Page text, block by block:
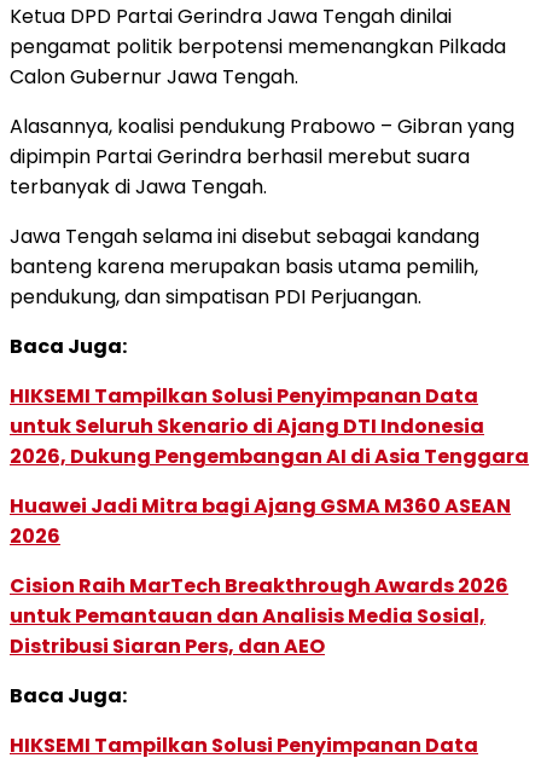
Ketua DPD Partai Gerindra Jawa Tengah dinilai
pengamat politik berpotensi memenangkan Pilkada
Calon Gubernur Jawa Tengah.
Alasannya, koalisi pendukung Prabowo – Gibran yang
dipimpin Partai Gerindra berhasil merebut suara
terbanyak di Jawa Tengah.
Jawa Tengah selama ini disebut sebagai kandang
banteng karena merupakan basis utama pemilih,
pendukung, dan simpatisan PDI Perjuangan.
Baca Juga:
HIKSEMI Tampilkan Solusi Penyimpanan Data
untuk Seluruh Skenario di Ajang DTI Indonesia
2026, Dukung Pengembangan AI di Asia Tenggara
Huawei Jadi Mitra bagi Ajang GSMA M360 ASEAN
2026
Cision Raih MarTech Breakthrough Awards 2026
untuk Pemantauan dan Analisis Media Sosial,
Distribusi Siaran Pers, dan AEO
Baca Juga:
HIKSEMI Tampilkan Solusi Penyimpanan Data